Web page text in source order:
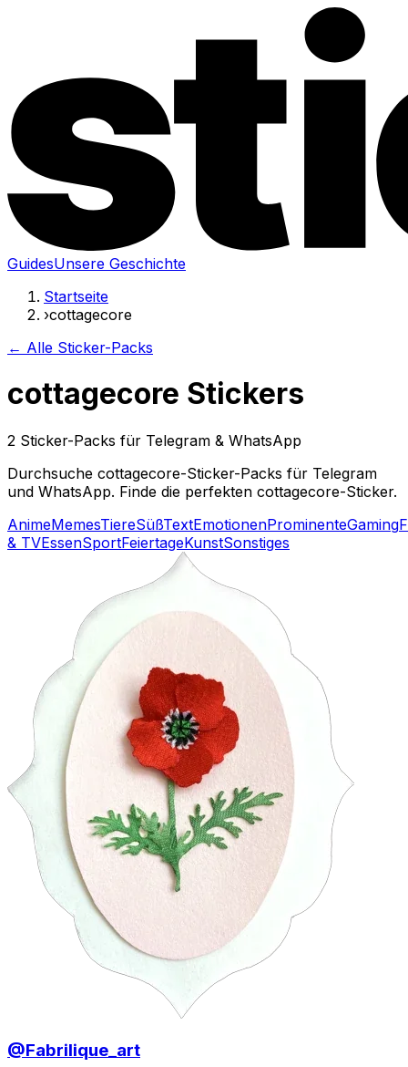
GuidesUnsere Geschichte
Startseite
›cottagecore
← Alle Sticker-Packs
cottagecore Stickers
2 Sticker-Packs für Telegram & WhatsApp
Durchsuche cottagecore-Sticker-Packs für Telegram
und WhatsApp. Finde die perfekten cottagecore-Sticker.
AnimeMemesTiereSüßTextEmotionenProminenteGaming
& TVEssenSportFeiertageKunstSonstiges
@Fabrilique_art